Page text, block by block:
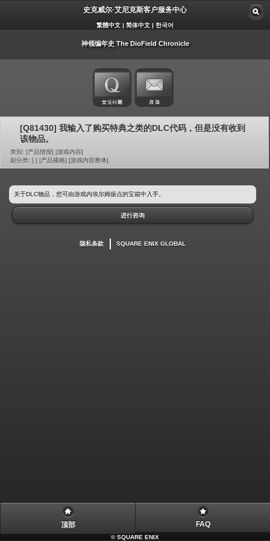
史克威尔·艾尼克斯客户服务中心
繁體中文 | 简体中文 | 한국어
神领编年史 The DioField Chronicle
[Q81430] 我输入了购买特典之类的DLC代码，但是没有收到
该物品。
类别: [产品情报] [游戏内容]
副分类: [ ] [产品规格] [游戏内容整体]
关于DLC物品，您可由游戏内埃尔姆据点的宝箱中入手。
进行咨询
隐私条款 SQUARE ENIX GLOBAL
顶部 FAQ
©SQUARE ENIX